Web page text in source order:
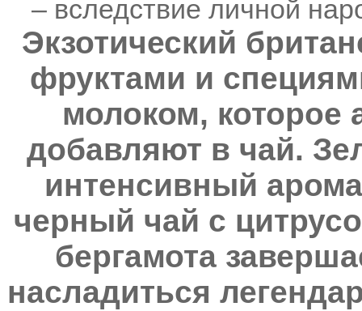
– вследствие личной
Экзотический
фруктами и
молоком, которое
добавляют в чай.
интенсивный
черный чай с
бергамота
насладиться